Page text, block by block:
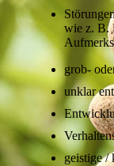
wie z. B.
grob-
unklar
geistige /